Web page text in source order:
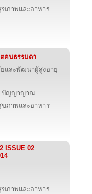
ขภาพและอาหาร
คนธรรมดา
และพัฒนาผู้สูงอายุ
ปัญญาญาณ
ขภาพและอาหาร
ISSUE 02
ขภาพและอาหาร